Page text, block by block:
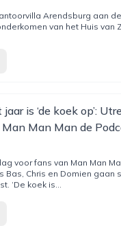
Arendsburg aan
van het Huis van
is ‘de koek op’:
Man Man de
voor fans van Man Man
Bas, Chris en Domien gaan
‘De koek is...